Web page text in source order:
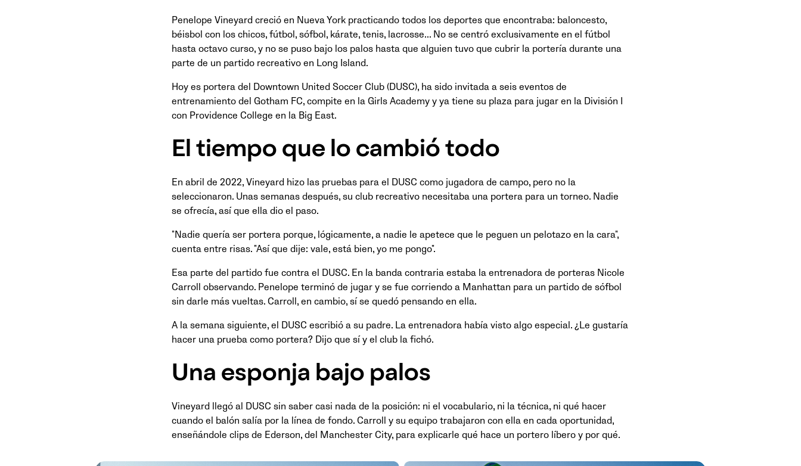
Penelope Vineyard creció en Nueva York practicando todos los deportes que encontraba: baloncesto,
béisbol con los chicos, fútbol, sófbol, kárate, tenis, lacrosse... No se centró exclusivamente en el fútbol
hasta octavo curso, y no se puso bajo los palos hasta que alguien tuvo que cubrir la portería durante una
parte de un partido recreativo en Long Island.
Hoy es portera del Downtown United Soccer Club (DUSC), ha sido invitada a seis eventos de
entrenamiento del Gotham FC, compite en la Girls Academy y ya tiene su plaza para jugar en la División I
con Providence College en la Big East.
El tiempo que lo cambió todo
En abril de 2022, Vineyard hizo las pruebas para el DUSC como jugadora de campo, pero no la
seleccionaron. Unas semanas después, su club recreativo necesitaba una portera para un torneo. Nadie
se ofrecía, así que ella dio el paso.
"Nadie quería ser portera porque, lógicamente, a nadie le apetece que le peguen un pelotazo en la cara",
cuenta entre risas. "Así que dije: vale, está bien, yo me pongo".
Esa parte del partido fue contra el DUSC. En la banda contraria estaba la entrenadora de porteras Nicole
Carroll observando. Penelope terminó de jugar y se fue corriendo a Manhattan para un partido de sófbol
sin darle más vueltas. Carroll, en cambio, sí se quedó pensando en ella.
A la semana siguiente, el DUSC escribió a su padre. La entrenadora había visto algo especial. ¿Le gustaría
hacer una prueba como portera? Dijo que sí y el club la fichó.
Una esponja bajo palos
Vineyard llegó al DUSC sin saber casi nada de la posición: ni el vocabulario, ni la técnica, ni qué hacer
cuando el balón salía por la línea de fondo. Carroll y su equipo trabajaron con ella en cada oportunidad,
enseñándole clips de Ederson, del Manchester City, para explicarle qué hace un portero líbero y por qué.